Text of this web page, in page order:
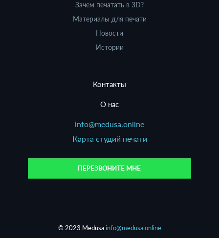
Зачем печатать в 3D?
Материалы для печати
Новости
Истории
Контакты
О нас
info@medusa.online
Карта студий печати
ПЕРЕЗВОНИТЕ МНЕ
© 2023 Medusa info@medusa.online